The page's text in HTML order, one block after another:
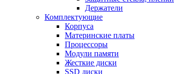
Держатели
Комплектующие
Корпуса
Материнские платы
Процессоры
Модули памяти
Жесткие диски
SSD диски